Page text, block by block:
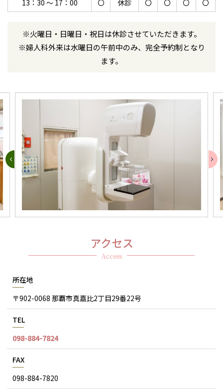
13：30 ～ 17：00
〇 休診 〇 〇 〇 〇
※火曜日・日曜日・祝日は休診させていただきます。
※婦人科外来は水曜日の午前中のみ、完全予約制となり
ます。
アクセス
Access
所在地
〒902-0068 那覇市真嘉比2丁目29番22号
TEL
098-884-7824
FAX
098-884-7820